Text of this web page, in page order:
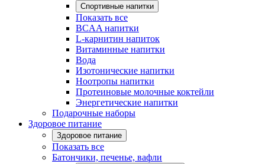
Спортивные напитки
Показать все
BCAA напитки
L-карнитин напиток
Витаминные напитки
Вода
Изотонические напитки
Ноотропы напитки
Протеиновые молочные коктейли
Энергетические напитки
Подарочные наборы
Здоровое питание
Здоровое питание
Показать все
Батончики, печенье, вафли